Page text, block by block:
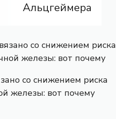
Альцгеймера
со снижением риска
железы: вот почему